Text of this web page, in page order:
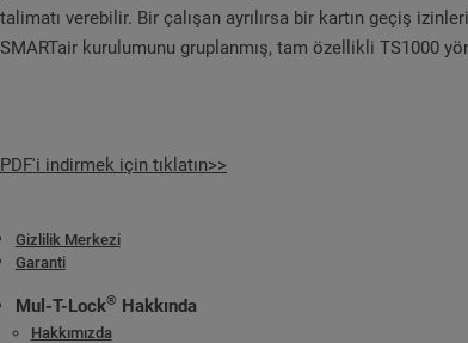
talimatı verebilir. Bir çalışan ayrılırsa bir kartın geçiş
SMARTair kurulumunu gruplanmış, tam özellikli TS1000
PDF'i indirmek için tıklatın>>
Gizlilik Merkezi
Garanti
Mul-T-Lock® Hakkında
Hakkımızda